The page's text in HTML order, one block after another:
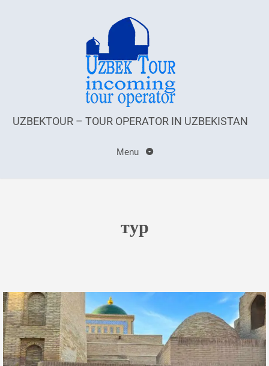
UZBEKTOUR – TOUR OPERATOR IN UZBEKISTAN
Menu
тур